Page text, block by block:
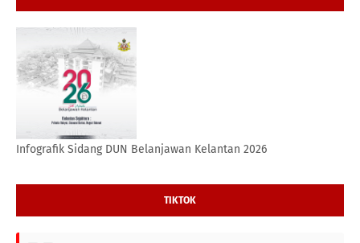
Infografik Sidang DUN Belanjawan Kelantan 2026
TIKTOK